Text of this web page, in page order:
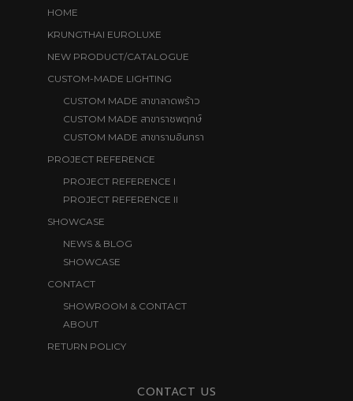
HOME
KRUNGTHAI EUROLUXE
NEW PRODUCT/CATALOGUE
CUSTOM-MADE LIGHTING
CUSTOM MADE สาขาลาดพร้าว
CUSTOM MADE สาขาราชพฤกษ์
CUSTOM MADE สาขารามอินทรา
PROJECT REFERENCE
PROJECT REFERENCE I
PROJECT REFERENCE II
SHOWCASE
NEWS & BLOG
SHOWCASE
CONTACT
SHOWROOM & CONTACT
ABOUT
RETURN POLICY
CONTACT US